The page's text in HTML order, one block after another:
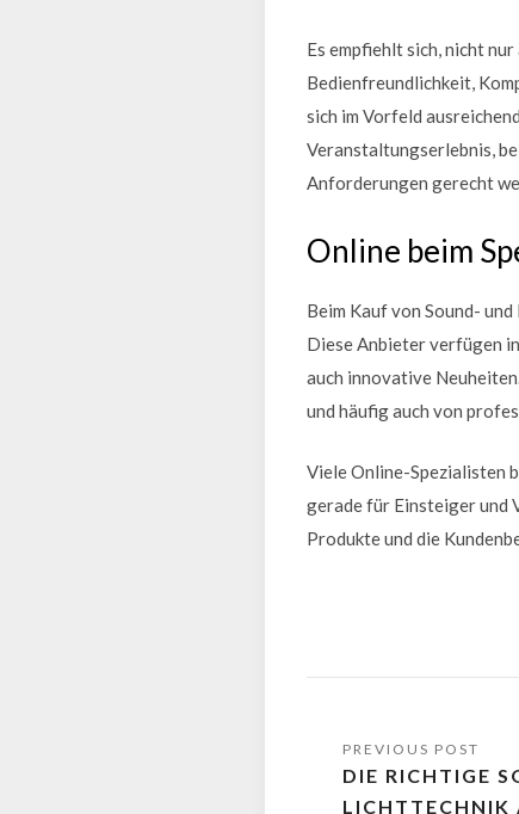
Es empfiehlt sich, nicht
Bedienfreundlichkeit,
sich im Vorfeld
Veranstaltungserlebnis,
Anforderungen gerecht
Online beim
Beim Kauf von Sound-
Diese Anbieter verfügen
auch innovative
und häufig auch von
Viele Online-Spezialisten
gerade für Einsteiger und
Produkte und die
DIE RICHTIGE
LICHTTECHNIK